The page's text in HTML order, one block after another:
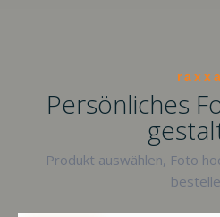
raxxa
Persönliches
Produkt auswählen, Foto